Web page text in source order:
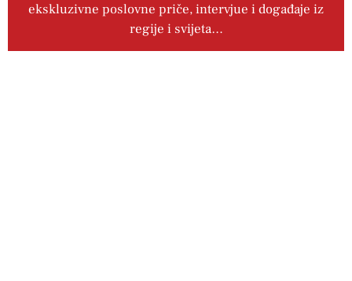
ekskluzivne poslovne priče, intervjue i događaje iz
regije i svijeta…